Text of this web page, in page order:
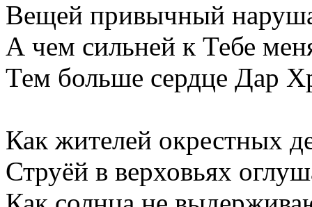
Вещей привычный
А чем сильней к Тебе
Тем больше сердце Дар
Как жителей окрестных
Струёй в верховьях